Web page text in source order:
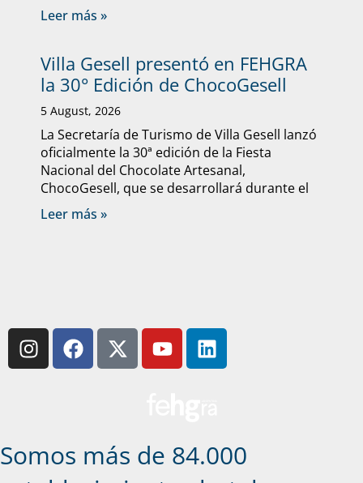
Leer más »
Villa Gesell presentó en FEHGRA
la 30° Edición de ChocoGesell
5 August, 2026
La Secretaría de Turismo de Villa Gesell lanzó
oficialmente la 30ª edición de la Fiesta
Nacional del Chocolate Artesanal,
ChocoGesell, que se desarrollará durante el
Leer más »
Somos más de 84.000